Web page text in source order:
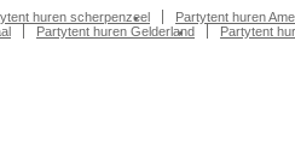
huren scherpenzeel
Partytent huren
Partytent huren Gelderland Partytent